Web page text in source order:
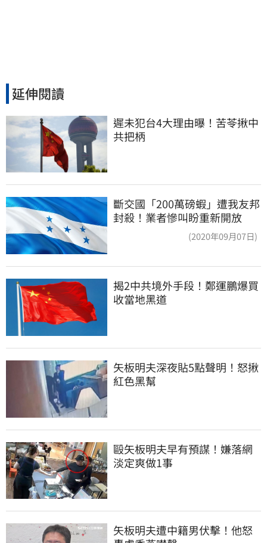
延伸閱讀
遲未犯台4大理由曝！苦苓揪中
共把柄
斷交國「200萬磅蝦」遭我友邦
封殺！業者慘叫盼重新開放
(2020年09月07日)
揭2中共境外手段！鄭運鵬爆買
收當地黑道
矢板明夫深夜貼5點聲明！怒揪
紅色黑幫
毆矢板明夫早有預謀！嫌落網
淡定爽做1事
矢板明夫遭中籍男伏擊！他怒